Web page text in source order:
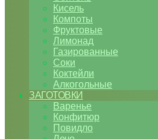
Кисель
Компоты
Фруктовые
Лимонад
Газированные
Соки
Коктейли
Алкогольные
ЗАГОТОВКИ
Варенье
Конфитюр
Повидло